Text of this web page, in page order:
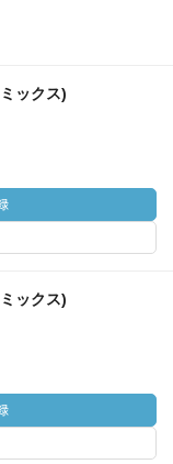
ックス)
ックス)